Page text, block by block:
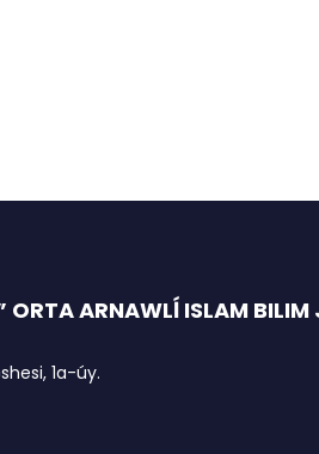
ARNAWLĺ ISLAM BILIM
1a-úy.